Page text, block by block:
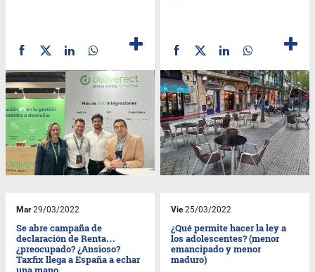
Mar29/03/2022
Se abre campaña de
declaración de Renta…
¿preocupado? ¿Ansioso?
Taxfix llega a España a echar
Vie25/03/2022
¿Qué permite hacer la ley a
los adolescentes? (menor
emancipado y menor
maduro)